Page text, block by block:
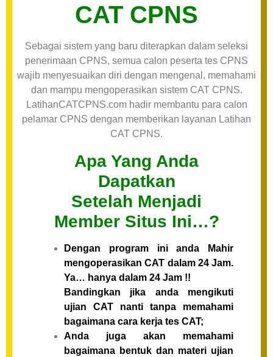
CAT CPNS
Sebagai sistem yang baru diterapkan dalam seleksi
penerimaan CPNS, semua calon peserta tes CPNS
wajib menyesuaikan diri dengan mengenal, memahami
dan mampu mengoperasikan sistem CAT CPNS.
LatihanCATCPNS.com hadir membantu para calon
pelamar CPNS dengan memberikan layanan Latihan
CAT CPNS.
Apa Yang Anda
Dapatkan
Setelah Menjadi
Member Situs Ini…?
Dengan program ini anda Mahir
mengoperasikan CAT dalam 24 Jam.
Ya… hanya dalam 24 Jam !!
Bandingkan jika anda mengikuti
ujian CAT nanti tanpa memahami
bagaimana cara kerja tes CAT;
Anda juga akan memahami
bagaimana bentuk dan materi ujian